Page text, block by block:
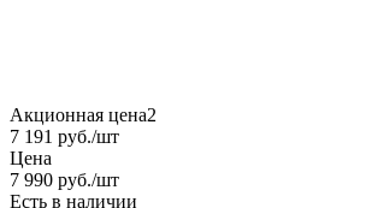
Акционная цена2
7 191 руб./шт
Цена
7 990 руб./шт
Есть в наличии